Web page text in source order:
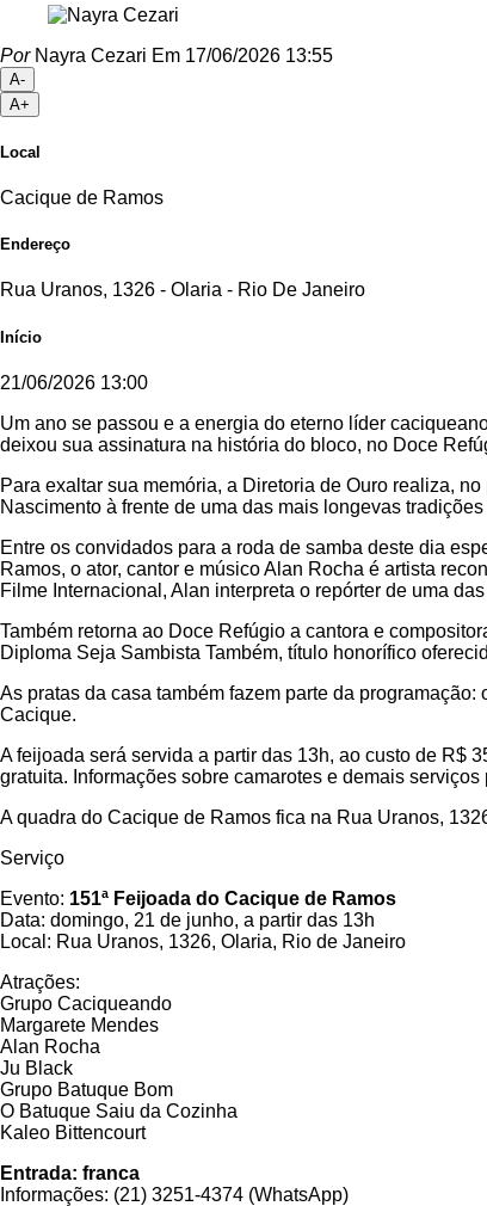
PorNayra Cezari Em 17/06/2026 13:55
A-
A+
Local
Cacique de Ramos
Endereço
Rua Uranos, 1326 - Olaria - Rio De Janeiro
Início
21/06/2026 13:00
Um ano se passou e a energia do eterno líder
deixou sua assinatura na história do bloco, no Doce
Para exaltar sua memória, a Diretoria de Ouro realiza,
Nascimento à frente de uma das mais longevas
Entre os convidados para a roda de samba deste dia
Ramos, o ator, cantor e músico Alan Rocha é artista
Filme Internacional, Alan interpreta o repórter de uma
Também retorna ao Doce Refúgio a cantora e
Diploma Seja Sambista Também, título honorífico
As pratas da casa também fazem parte da
Cacique.
A feijoada será servida a partir das 13h, ao custo de R$
gratuita. Informações sobre camarotes e demais
A quadra do Cacique de Ramos fica na Rua Uranos,
Serviço
Evento: 151ª Feijoada do Cacique de Ramos
Data: domingo, 21 de junho, a partir das 13h
Local: Rua Uranos, 1326, Olaria, Rio de Janeiro
Atrações:
Grupo Caciqueando
Margarete Mendes
Alan Rocha
Ju Black
Grupo Batuque Bom
O Batuque Saiu da Cozinha
Kaleo Bittencourt
Entrada: franca
Informações: (21) 3251-4374 (WhatsApp)